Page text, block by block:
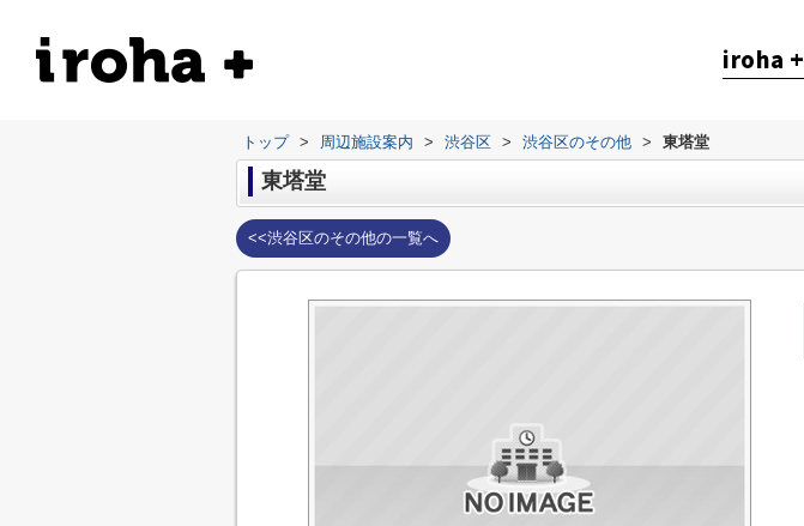
iroha +
トップ > 周辺施設案内 > 渋谷区 > 渋谷区のその他 > 東塔堂
東塔堂
<<渋谷区のその他の一覧へ